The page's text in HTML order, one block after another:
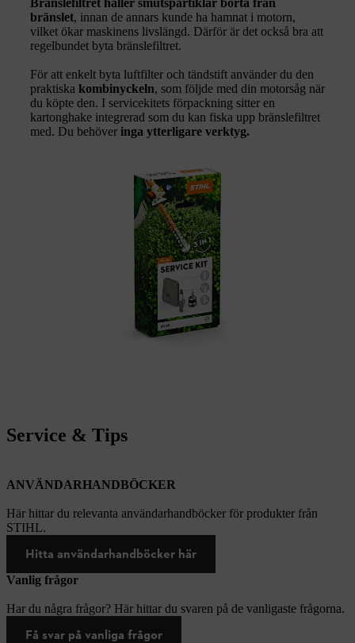
bränslet, innan de annars kunde ha hamnat i motorn,
vilket ökar maskinens livslängd. Därför är det också bra att
regelbundet byta bränslefiltret.
För att enkelt byta luftfilter och tändstift använder du den
praktiska kombinyckeln, som följde med din motorsåg när
du köpte den. I servicekitets förpackning sitter en
kartonghake integrerad som du kan fiska upp bränslefiltret
med. Du behöver inga ytterligare verktyg.
Service & Tips
ANVÄNDARHANDBÖCKER
Här hittar du relevanta användarhandböcker för produkter från
STIHL.
Hitta användarhandböcker här
Vanlig frågor
Har du några frågor? Här hittar du svaren på de vanligaste frågorna.
Få svar på vanliga frågor